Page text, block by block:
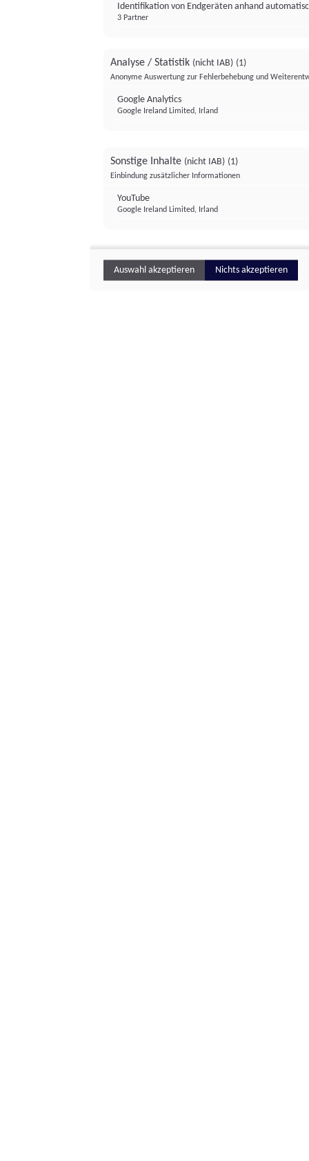
Identifikation von Endgeräten anhand
3 Partner
Analyse / Statistik (nicht IAB) (1)
Anonyme Auswertung zur Fehlerbehebung und
Google Analytics
Google Ireland Limited, Irland
Sonstige Inhalte (nicht IAB) (1)
Einbindung zusätzlicher Informationen
YouTube
Google Ireland Limited, Irland
Auswahl akzeptieren Nichts akzeptieren